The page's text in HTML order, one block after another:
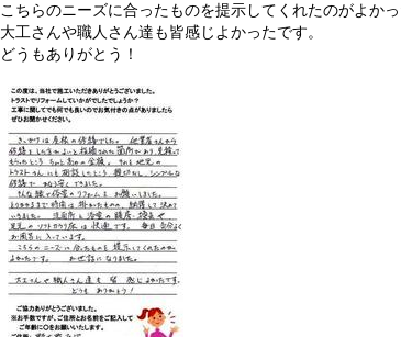
こちらのニーズに合ったものを提示してくれたのがよか
大工さんや職人さん達も皆感じよかったです。
どうもありがとう！